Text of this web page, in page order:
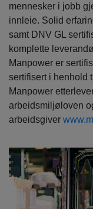
mennesker i jobb
innleie. Solid
samt DNV GL
komplette
Manpower er
sertifisert i henhold
Manpower
arbeidsmiljøloven
arbeidsgiver